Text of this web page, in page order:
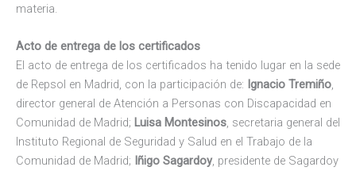
materia.
Acto de entrega de los certificados
El acto de entrega de los certificados ha tenido lugar en la sede
de Repsol en Madrid, con la participación de: Ignacio Tremiño,
director general de Atención a Personas con Discapacidad en
Comunidad de Madrid; Luisa Montesinos, secretaria general del
Instituto Regional de Seguridad y Salud en el Trabajo de la
Comunidad de Madrid; Iñigo Sagardoy, presidente de Sagardoy